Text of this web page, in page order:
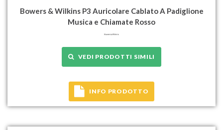
Bowers & Wilkins P3 Auricolare Cablato A Padiglione
Musica e Chiamate Rosso
VEDI PRODOTTI SIMILI
INFO PRODOTTO